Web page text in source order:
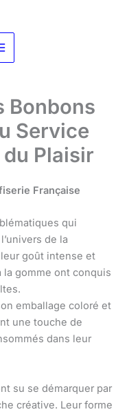
Bonbons
Service
Plaisir
Française
qui
de la
goût intense et
gomme ont conquis
emballage coloré et
une touche de
dans leur
su se démarquer par
créative. Leur forme